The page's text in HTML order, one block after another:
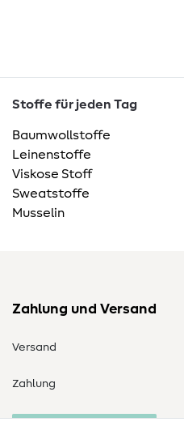
Stoffe für jeden Tag
Baumwollstoffe
Leinenstoffe
Viskose Stoff
Sweatstoffe
Musselin
Zahlung und Versand
Versand
Zahlung